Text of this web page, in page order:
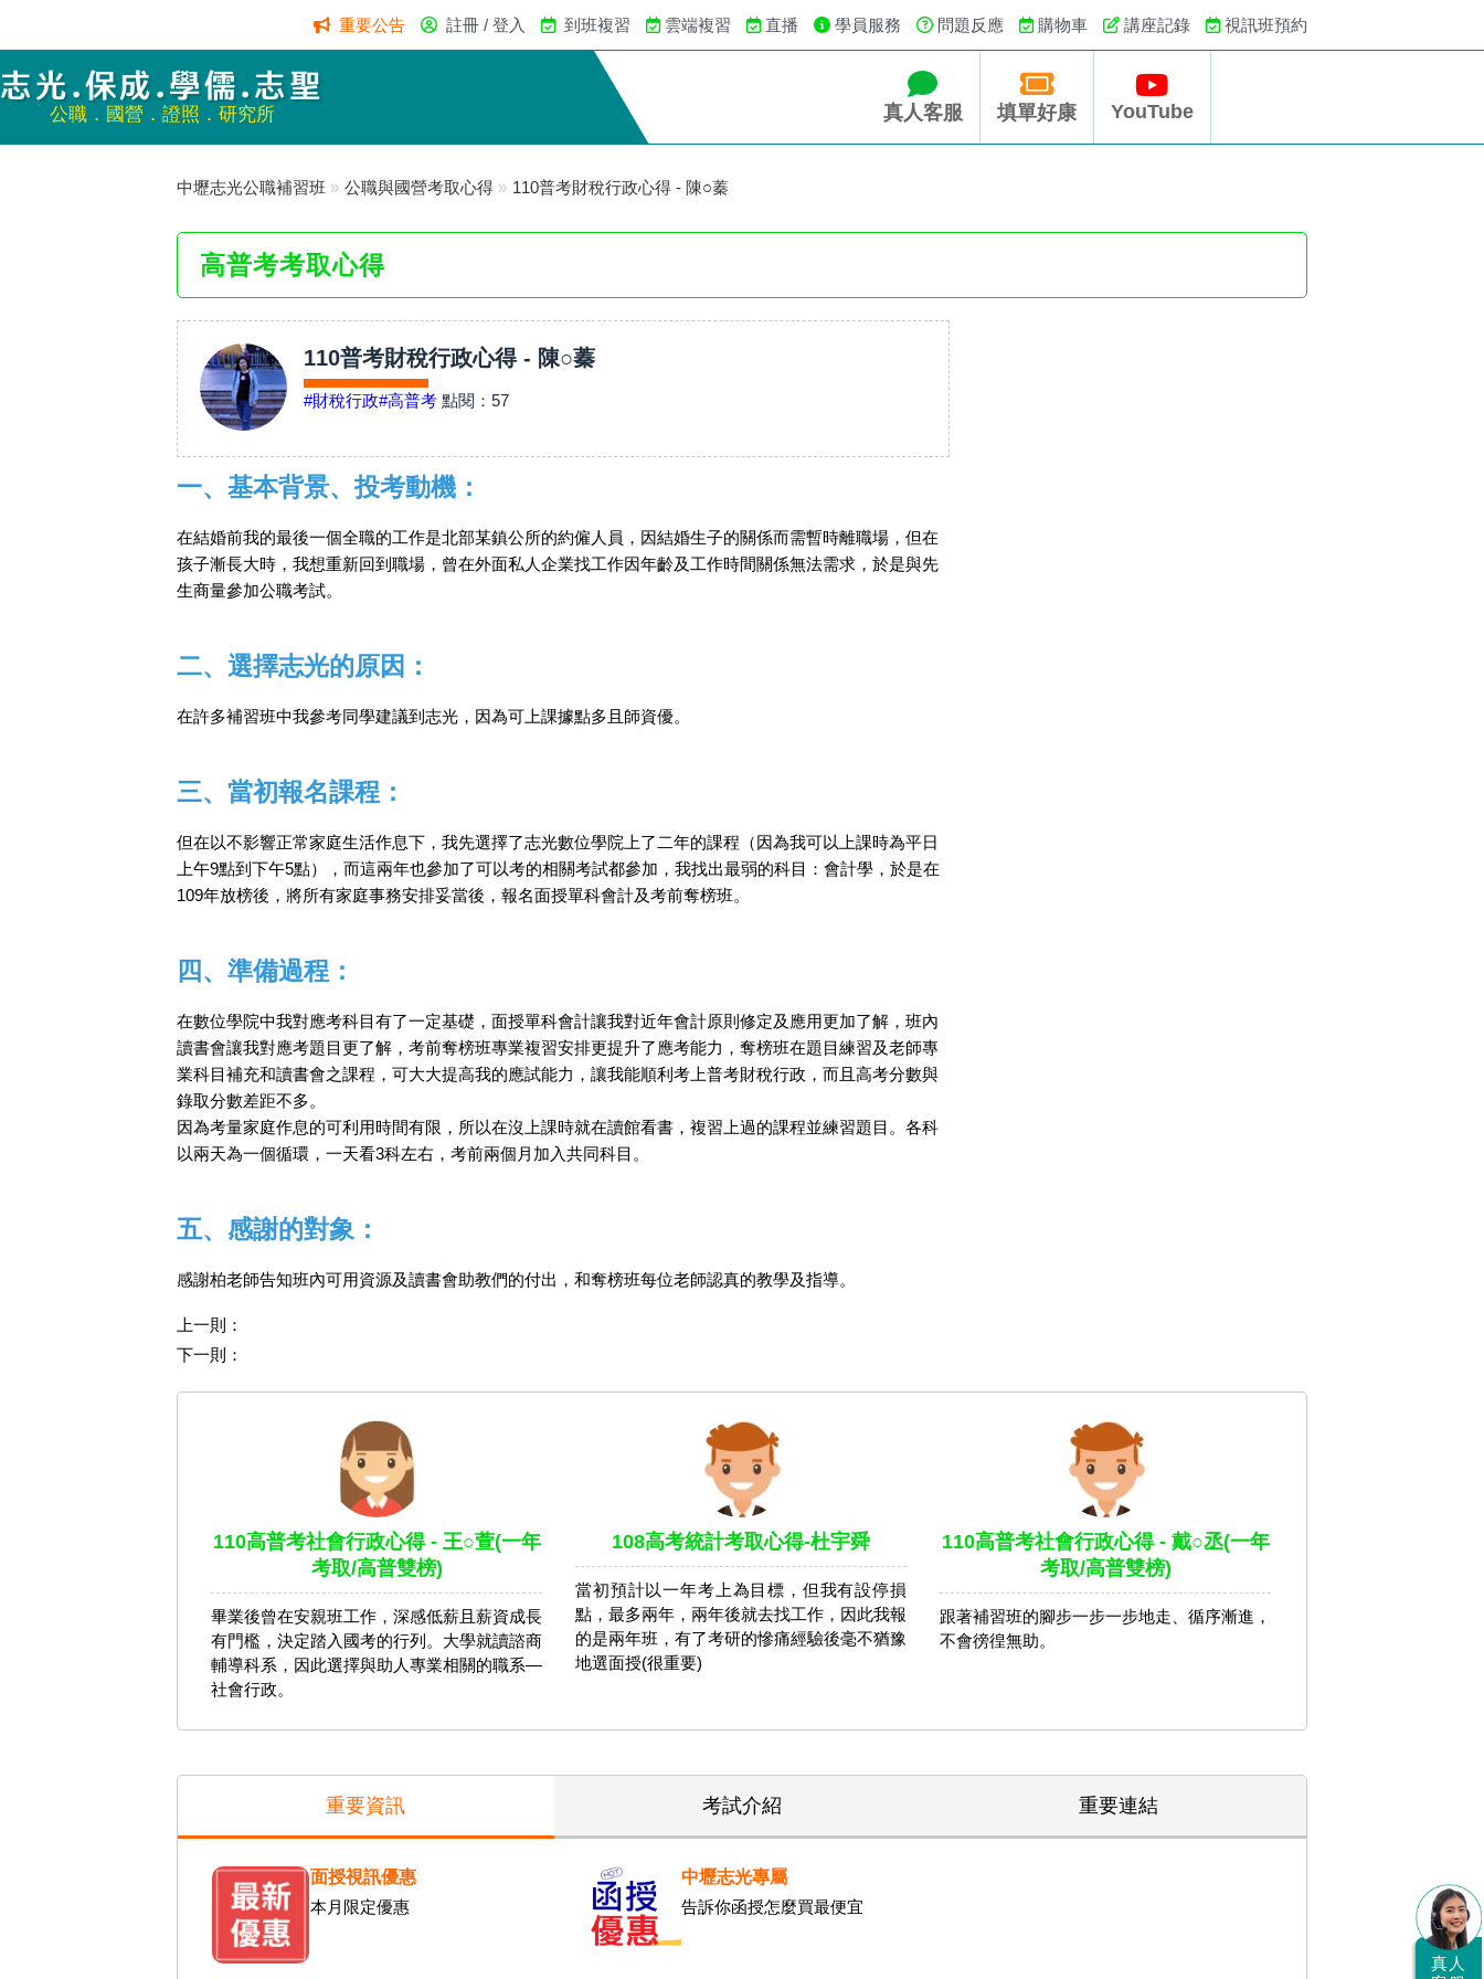
重要公告 註冊 / 登入 到班複習 雲端複習 直播 學員服務 問題反應 購物車 講座記錄 視訊班預約
志光.保成.學儒.志聖
公職．國營．證照．研究所 真人客服 填單好康 YouTube
真人
中壢志光公職補習班 » 公職與國營考取心得 » 110普考財稅行政心得 - 陳○蓁
高普考考取心得
110普考財稅行政心得 - 陳○蓁
#財稅行政#高普考 點閱： 57
一、基本背景、投考動機：
在結婚前我的最後一個全職的工作是北部某鎮公所的約僱人員，因結婚生子的關係而需暫時離職場，但在
孩子漸長大時，我想重新回到職場，曾在外面私人企業找工作因年齡及工作時間關係無法需求，於是與先
生商量參加公職考試。
二、選擇志光的原因：
在許多補習班中我參考同學建議到志光，因為可上課據點多且師資優。
三、當初報名課程：
但在以不影響正常家庭生活作息下，我先選擇了志光數位學院上了二年的課程（因為我可以上課時為平日
上午9點到下午5點），而這兩年也參加了可以考的相關考試都參加，我找出最弱的科目：會計學，於是在
109年放榜後，將所有家庭事務安排妥當後，報名面授單科會計及考前奪榜班。
四、準備過程：
在數位學院中我對應考科目有了一定基礎，面授單科會計讓我對近年會計原則修定及應用更加了解，班內
讀書會讓我對應考題目更了解，考前奪榜班專業複習安排更提升了應考能力，奪榜班在題目練習及老師專
業科目補充和讀書會之課程，可大大提高我的應試能力，讓我能順利考上普考財稅行政，而且高考分數與
錄取分數差距不多。
因為考量家庭作息的可利用時間有限，所以在沒上課時就在讀館看書，複習上過的課程並練習題目。各科
以兩天為一個循環，一天看3科左右，考前兩個月加入共同科目。
五、感謝的對象：
感謝柏老師告知班內可用資源及讀書會助教們的付出，和奪榜班每位老師認真的教學及指導。
上一則：
下一則：
110高普考社會行政心得 - 王○萱(一年
考取/高普雙榜)
畢業後曾在安親班工作，深感低薪且薪資成長
有門檻，決定踏入國考的行列。大學就讀諮商
輔導科系，因此選擇與助人專業相關的職系—
社會行政。
108高考統計考取心得-杜宇舜
當初預計以一年考上為目標，但我有設停損
點，最多兩年，兩年後就去找工作，因此我報
的是兩年班，有了考研的慘痛經驗後毫不猶豫
地選面授(很重要)
110高普考社會行政心得 - 戴○丞(一年
考取/高普雙榜)
跟著補習班的腳步一步一步地走、循序漸進，
不會徬徨無助。
重要資訊 考試介紹 重要連結
面授視訊優惠
本月限定優惠
中壢志光專屬
告訴你函授怎麼買最便宜